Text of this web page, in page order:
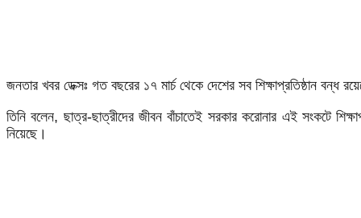
জনতার খবর ডেক্সঃ গত বছরের ১৭ মার্চ থেকে দেশের সব শিক্ষাপ্রতিষ্ঠান বন্ধ
তিনি বলেন, ছাত্র-ছাত্রীদের জীবন বাঁচাতেই সরকার করোনার এই সংকটে
নিয়েছে।